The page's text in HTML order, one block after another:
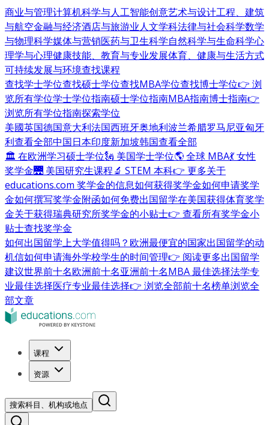
商业与管理计算机科学与人工智能创意艺术与设计工程、建筑
与航空金融与经济酒店与旅游业人文学科法律与社会科学数学
与物理科学媒体与营销医药与卫生科学自然科学与生命科学心
理学与心理健康技能、教育与专业发展体育、健康与生活方式
可持续发展与环境查找课程
查找学士学位查找硕士学位查找MBA学位查找博士学位👉 浏
览所有学位学士学位指南硕士学位指南MBA指南博士指南👉
浏览所有学位指南探索学位
美國英国德国意大利法国西班牙奥地利波兰希腊罗马尼亚匈牙
利查看全部中国日本印度新加坡韩国查看全部
🏛 在欧洲学习硕士学位🗽 美国学士学位🌎 全球 MBA💃 女性
奖学金🌉 美国研究生课程🔬 STEM 本科👉 更多关于
educations.com 奖学金的信息如何获得奖学金如何申请奖学
金如何撰写奖学金附函如何免费出国留学在美国获得体育奖学
金关于获得瑞典研究所奖学金的小贴士👉 查看所有奖学金小
贴士查找奖学金
如何出国留学上大学值得吗？ 欧洲最便宜的国家出国留学的动
机信如何申请海外学校学生的时间管理👉 阅读更多出国留学
建议世界前十名欧洲前十名亚洲前十名MBA 最佳选择法学专
业最佳选择医疗专业最佳选择👉 浏览全部前十名榜单浏览全
部文章
课程
资源
搜索科目、机构或地点